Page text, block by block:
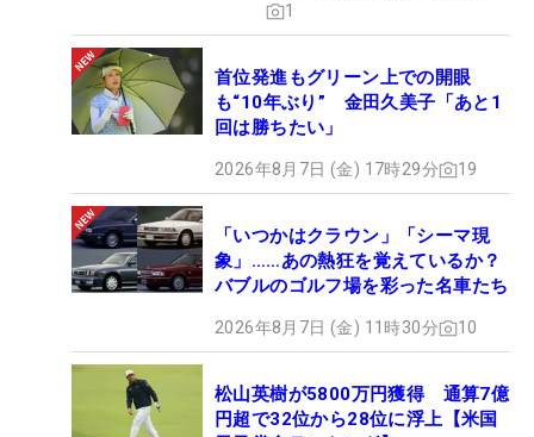
1
首位発進もグリーン上での開眼
も“10年ぶり” 金田久美子「あと1
回は勝ちたい」
2026年8月7日 (金) 17時29分 19
「いつかはクラウン」「シーマ現
象」……あの熱狂を覚えているか？
バブルのゴルフ場を彩った名車たち
2026年8月7日 (金) 11時30分 10
松山英樹が5800万円獲得 通算7億
円超で32位から28位に浮上【米国